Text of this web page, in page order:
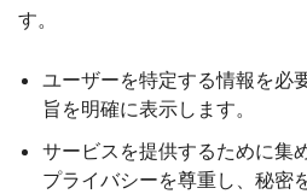
す。
ユーザーを特定する情報を必
旨を明確に表示します。
サービスを提供するために集
プライバシーを尊重し、秘密